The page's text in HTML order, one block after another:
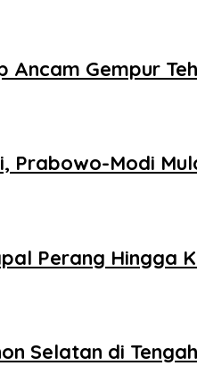
Ancam Gempur
Prabowo-Modi
Perang Hingga
Selatan di